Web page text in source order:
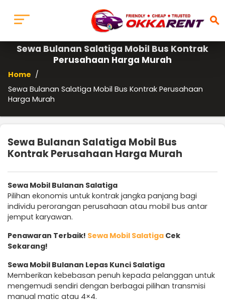
search
Sewa Bulanan Salatiga Mobil Bus Kontrak
Perusahaan Harga Murah
Home /
Sewa Bulanan Salatiga Mobil Bus Kontrak Perusahaan
Harga Murah
Sewa Bulanan Salatiga Mobil Bus
Kontrak Perusahaan Harga Murah
Sewa Mobil Bulanan Salatiga
Pilihan ekonomis untuk kontrak jangka panjang bagi
individu perorangan perusahaan atau mobil bus antar
jemput karyawan.
Penawaran Terbaik! Sewa Mobil Salatiga Cek
Sekarang!
Sewa Mobil Bulanan Lepas Kunci Salatiga
Memberikan kebebasan penuh kepada pelanggan untuk
mengemudi sendiri dengan berbagai pilihan transmisi
manual matic atau 4×4.